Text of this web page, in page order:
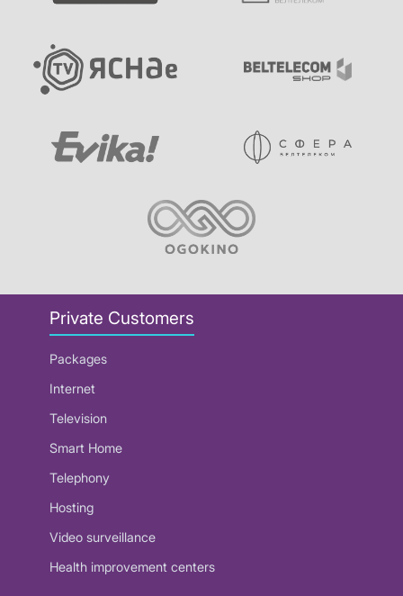
Private Customers
Packages
Internet
Television
Smart Home
Telephony
Hosting
Video surveillance
Health improvement centers